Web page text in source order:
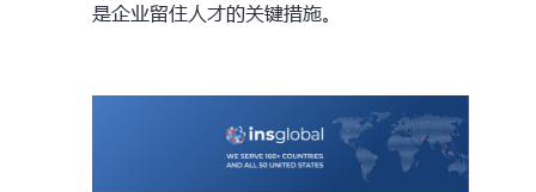
是企业留住人才的关键措施。